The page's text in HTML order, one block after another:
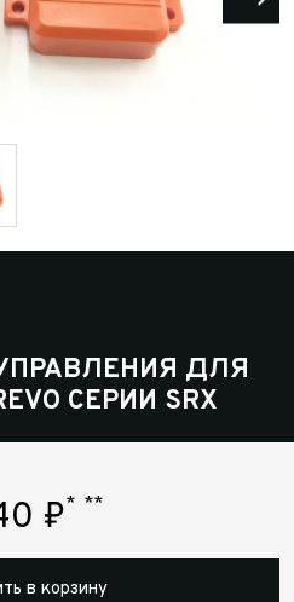
ДЛЯ
СЕРИИ SRX
₽* **
в корзину